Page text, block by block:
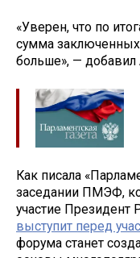
«Уверен, что по
сумма
больше», — добавил
Как писала
заседании ПМЭФ,
участие Президент
выступит перед
форума станет